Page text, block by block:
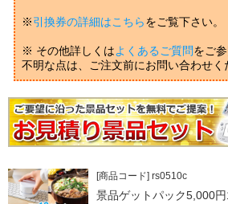
※引換券の詳細はこちらをご覧下さい。
※ その他詳しくはよくあるご質問をご
不明な点は、ご注文前にお問い合わせく
[商品コード] rs0510c
景品ゲットパック5,000